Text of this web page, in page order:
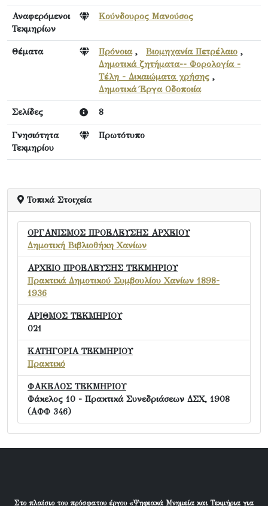
Αναφερόμενοι
Τεκμηρίων
Κούνδουρος Μανούσος
Θέματα Πρόνοια, Βιομηχανία Πετρέλαιο ,
Δημοτικά ζητήματα-- Φορολογία -
Τέλη - Δικαιώματα χρήσης ,
Δημοτικά Έργα Οδοποιία
Σελίδες 8
Γνησιότητα
Τεκμηρίου
Πρωτότυπο
Τοπικά Στοιχεία
ΟΡΓΑΝΙΣΜΟΣ ΠΡΟΕΛΕΥΣΗΣ ΑΡΧΕΙΟΥ
Δημοτική Βιβλιοθήκη Χανίων
ΑΡΧΕΙΟ ΠΡΟΕΛΕΥΣΗΣ ΤΕΚΜΗΡΙΟΥ
Πρακτικά Δημοτικού Συμβουλίου Χανίων 1898-
1936
ΑΡΙΘΜΟΣ ΤΕΚΜΗΡΙΟΥ
021
ΚΑΤΗΓΟΡΙΑ ΤΕΚΜΗΡΙΟΥ
Πρακτικό
ΦΑΚΕΛΟΣ ΤΕΚΜΗΡΙΟΥ
Φάκελος 10 - Πρακτικά Συνεδριάσεων ΔΣΧ, 1908
(ΑΦΦ 346)
Στο πλαίσιο του πρόσφατου έργου «Ψηφιακά Μνημεία και Τεκμήρια για